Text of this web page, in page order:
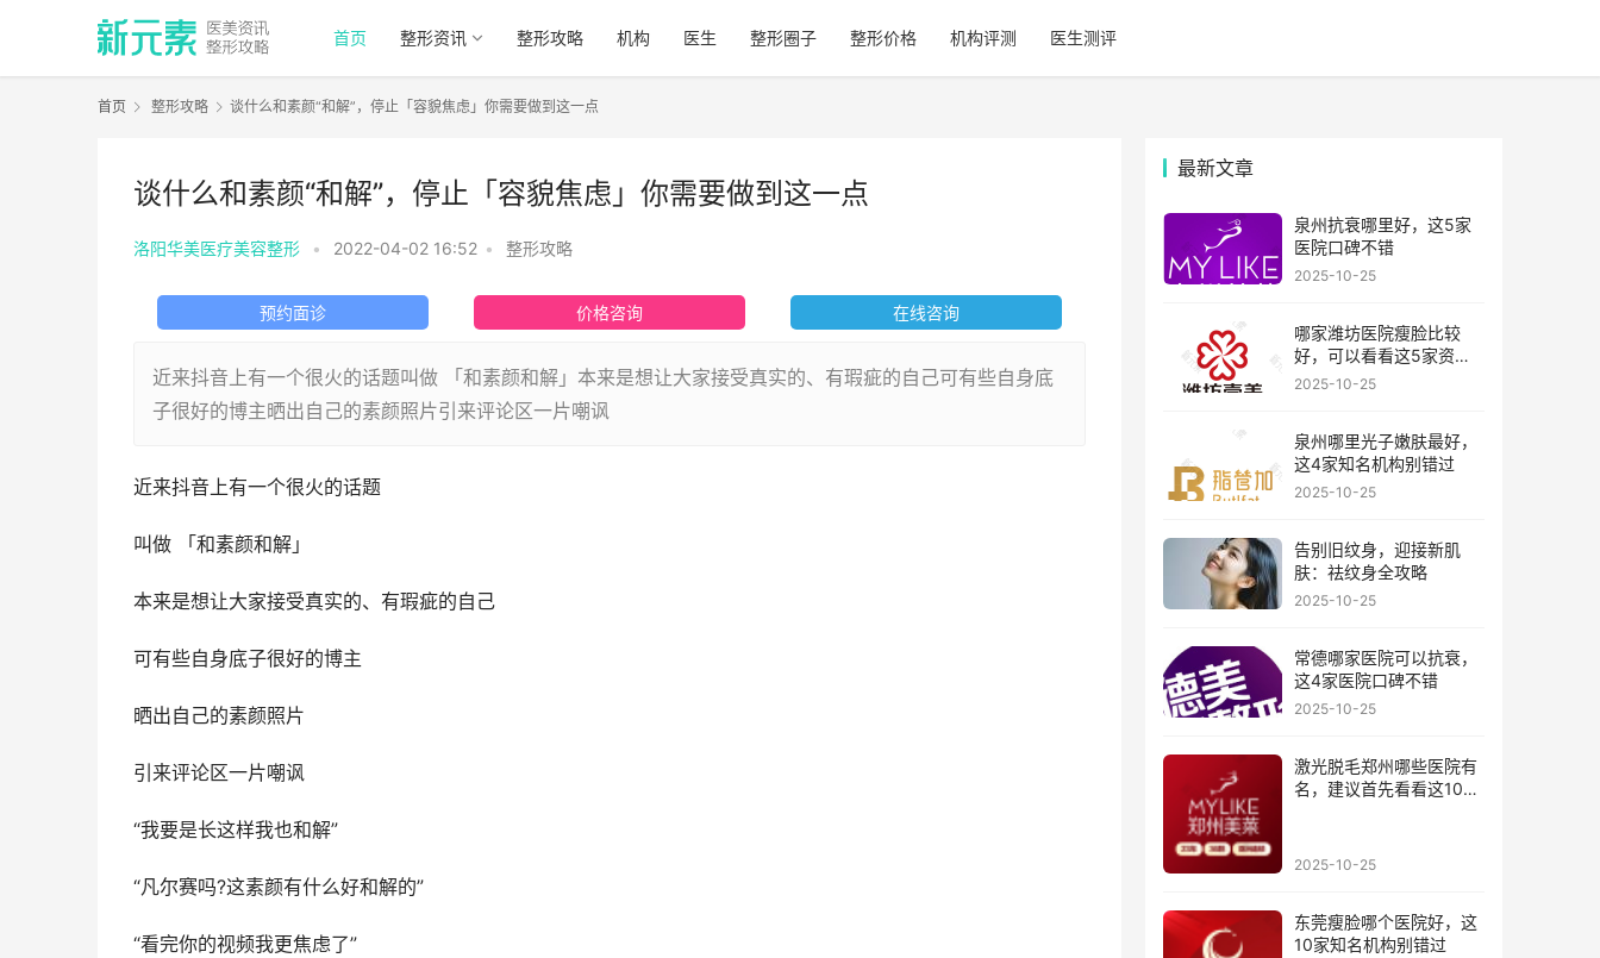
首页 整形资讯 整形攻略 机构 医生 整形圈子 整形价格 机构评测 医生测评
首页 整形攻略 谈什么和素颜“和解”，停止「容貌焦虑」你需要做到这一点
谈什么和素颜“和解”，停止「容貌焦虑」你需要做到这一点
洛阳华美医疗美容整形 • 2022-04-02 16:52 • 整形攻略
预约面诊 价格咨询 在线咨询
近来抖音上有一个很火的话题叫做 「和素颜和解」本来是想让大家接受真实的、有瑕疵的自己可有些自身底
子很好的博主晒出自己的素颜照片引来评论区一片嘲讽
近来抖音上有一个很火的话题
叫做 「和素颜和解」
本来是想让大家接受真实的、有瑕疵的自己
可有些自身底子很好的博主
晒出自己的素颜照片
引来评论区一片嘲讽
“我要是长这样我也和解”
“凡尔赛吗?这素颜有什么好和解的”
“看完你的视频我更焦虑了”
最新文章
泉州抗衰哪里好，这5家
医院口碑不错
2025-10-25
哪家潍坊医院瘦脸比较
好，可以看看这5家资历
比较老的机构
2025-10-25
泉州哪里光子嫩肤最好，
这4家知名机构别错过
2025-10-25
告别旧纹身，迎接新肌
肤：祛纹身全攻略
2025-10-25
常德哪家医院可以抗衰，
这4家医院口碑不错
2025-10-25
激光脱毛郑州哪些医院有
名，建议首先看看这10家
2025-10-25
东莞瘦脸哪个医院好，这
10家知名机构别错过